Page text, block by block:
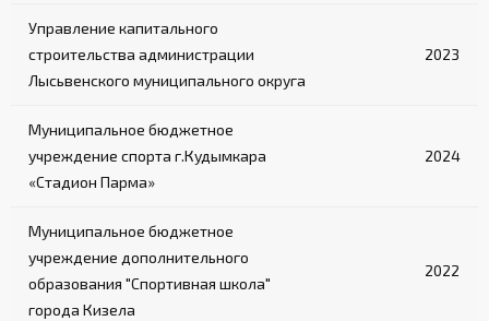
Управление капитального
строительства администрации
Лысьвенского муниципального округа
2023
Муниципальное бюджетное
учреждение спорта г.Кудымкара
«Стадион Парма»
2024
Муниципальное бюджетное
учреждение дополнительного
образования "Спортивная школа"
города Кизела
2022